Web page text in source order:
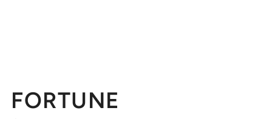
FORTUNE